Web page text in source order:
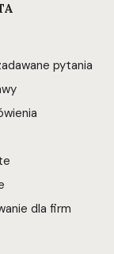
pytania
dla firm